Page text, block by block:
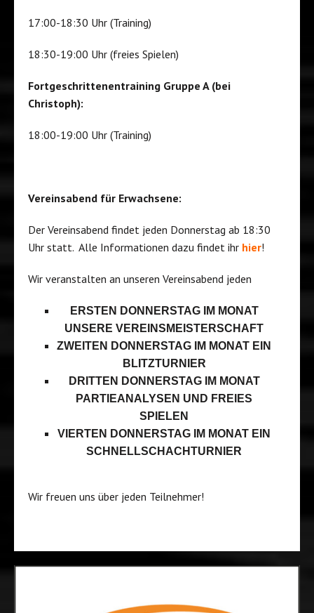
17:00-18:30 Uhr (Training)
18:30-19:00 Uhr (freies Spielen)
Fortgeschrittenentraining Gruppe A (bei
Christoph):
18:00-19:00 Uhr (Training)
Vereinsabend für Erwachsene:
Der Vereinsabend findet jeden Donnerstag ab 18:30
Uhr statt. Alle Informationen dazu findet ihr hier!
Wir veranstalten an unseren Vereinsabend jeden
ERSTEN DONNERSTAG IM MONAT
UNSERE VEREINSMEISTERSCHAFT
ZWEITEN DONNERSTAG IM MONAT EIN
BLITZTURNIER
DRITTEN DONNERSTAG IM MONAT
PARTIEANALYSEN UND FREIES
SPIELEN
VIERTEN DONNERSTAG IM MONAT EIN
SCHNELLSCHACHTURNIER
Wir freuen uns über jeden Teilnehmer!